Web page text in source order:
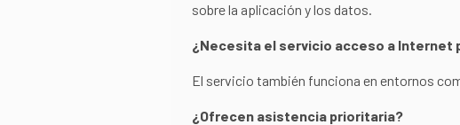
sobre la aplicación y los datos.
¿Necesita el servicio acceso a Internet
El servicio también funciona en entornos
¿Ofrecen asistencia prioritaria?